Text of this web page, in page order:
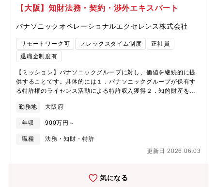
策推進【配属組織】パナソニック株式会社コミュニケーションデ
ザインセンター（約100名が在籍）所属予定のデザイン部門メンバ
ー12名（同職種のCDメンバーは2名）【本ポジションの魅力】■
パナソニックはインハウスのデザイン部門を持ち、ブランドに長
期的に関われる環境です。■ブランド体験を高めるための新しいク
リエイティブ（表現に限らずコミュニケーション全般）を、自ら
企画・実践できます。【この仕事を通じて得られること】パナソ
ニックでは今、B2C領域で一貫したブランド体験を適用できるよ
う、いろんな領域でデザインを強化しています。コミュニケーシ
ョンデザインセンターは、販売とブランドという両輪を回しなが
チャレンジできる環境です。内製によるコミュニケーションの質
が求められている部署なので、ハードルは高いながらも社内外へ
雰囲気】コミュニケーションデザインセンターはクリエイティブ
ディレクターやアートディレクター、グラフィックデザイナー、
ビルを拠点に、撮影・編集・制作会社との打ち合わせなど現場を
【大阪】知財法務・契約・渉外エキスパート
パナソニックオペレーショナルエクセレンス株式会社
リモートワーク可 フレックスタイム制度
正社員
退職金制度有
【ミッション】パナソニックグループに対し、価値を継続的に提
供することです。具体的には１．パナソニックグループが保有す
る特許権のライセンス活動による特許収入獲得２．知的財産を活
います。【職務概要】国内外主要国の契約法、産業財産権法およ
びその他の知的財産法、独禁法、税法、民事訴訟法および輸出管
理法等の必要な関連法を熟知した上で■個別案件および中長期ライ
センス活動についての戦略および実行計画に基づき、契約締結に
な検討・アドバイスを行う。 ■個別ライセンス渉外案件および
れらに基づきメンバーをリードしながら、検討、交渉並びに訴訟
の指揮を行う。■また、上記業務領域において、メンバーへの人材
勤務地 大阪府
年収 900万円～
職種
法務・知財・特許
更新日 2026.06.03
気になる